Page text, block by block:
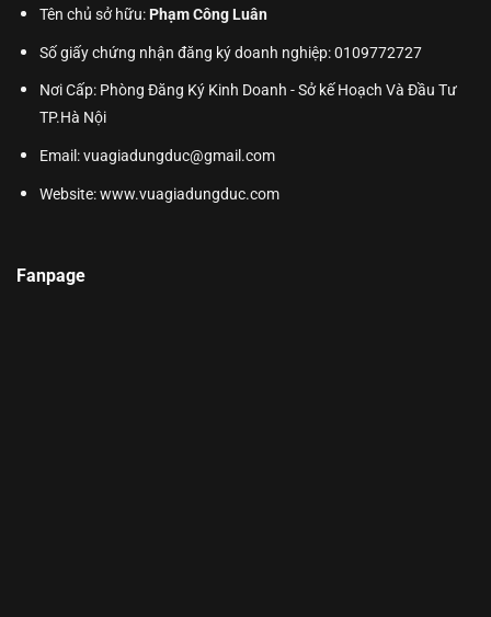
Tên chủ sở hữu:Phạm Công Luân
Số giấy chứng nhận đăng ký doanh nghiệp: 0109772727
Nơi Cấp: Phòng Đăng Ký Kinh Doanh - Sở kế Hoạch Và Đầu Tư
TP.Hà Nội
Email: vuagiadungduc@gmail.com
Website:www.vuagiadungduc.com
Fanpage